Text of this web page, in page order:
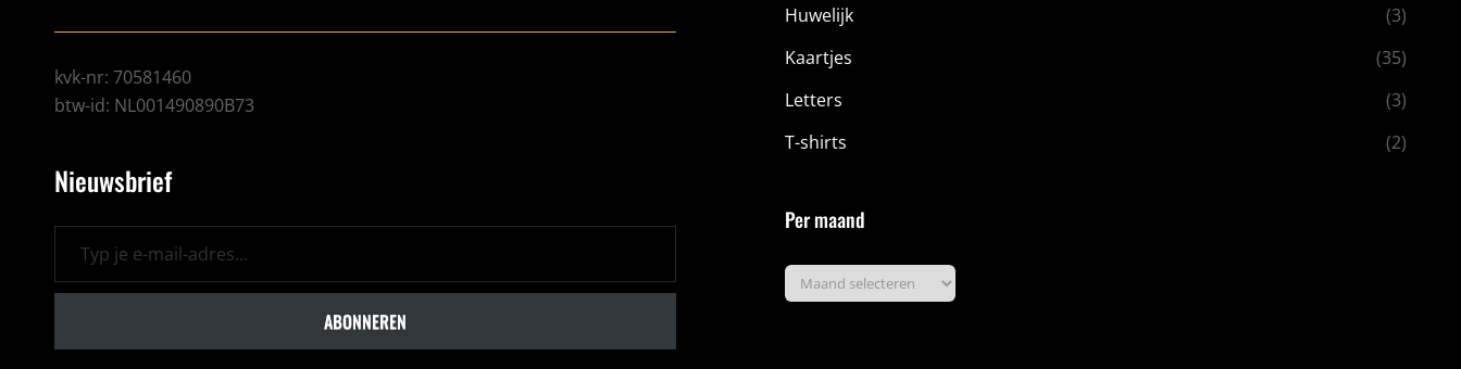
kvk-nr: 70581460
btw-id: NL001490890B73
Nieuwsbrief
Typ je e-mail-adres...
ABONNEREN
Huwelijk
(3)
Kaartjes
(35)
Letters
(3)
T-shirts
(2)
Per maand
Per
maand